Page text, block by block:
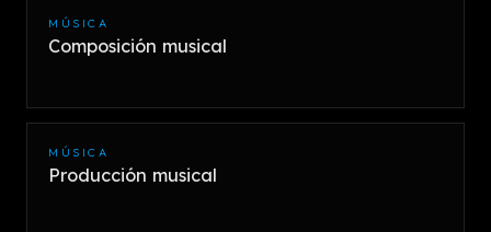
MÚSICA
Composición musical
MÚSICA
Producción musical